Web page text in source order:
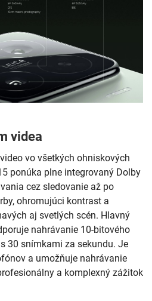
videa
vo všetkých ohniskových
ponúka plne integrovaný Dolby
cez sledovanie až po
ohromujúci kontrast a
aj svetlých scén. Hlavný
nahrávanie 10-bitového
30 snímkami za sekundu. Je
a umožňuje nahrávanie
a komplexný zážitok